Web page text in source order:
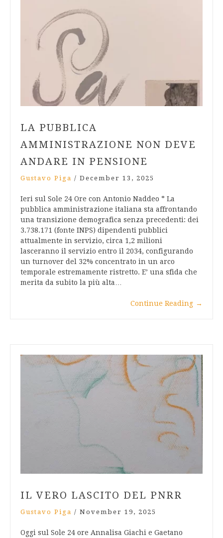
LA PUBBLICA
AMMINISTRAZIONE NON DEVE
ANDARE IN PENSIONE
Gustavo Piga / December 13, 2025
Ieri sul Sole 24 Ore con Antonio Naddeo * La
pubblica amministrazione italiana sta affrontando
una transizione demografica senza precedenti: dei
3.738.171 (fonte INPS) dipendenti pubblici
attualmente in servizio, circa 1,2 milioni
lasceranno il servizio entro il 2034, configurando
un turnover del 32% concentrato in un arco
temporale estremamente ristretto. E’ una sfida che
merita da subito la più alta…
Continue Reading →
IL VERO LASCITO DEL PNRR
Gustavo Piga / November 19, 2025
Oggi sul Sole 24 ore Annalisa Giachi e Gaetano